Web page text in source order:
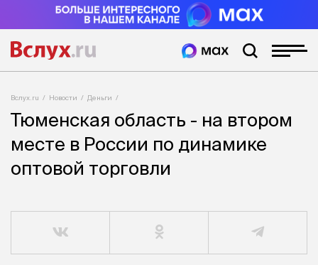
Вслух.ru Новости Деньги
Тюменская область - на втором
месте в России по динамике
оптовой торговли